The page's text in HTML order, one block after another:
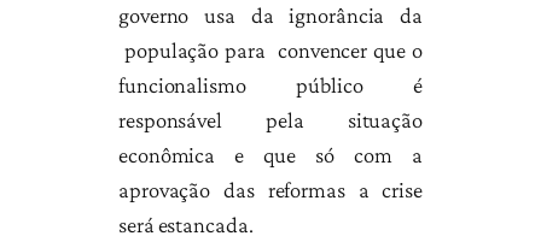
governo usa da ignorância da
população para convencer que o
funcionalismo público é
responsável pela situação
econômica e que só com a
aprovação das reformas a crise
será estancada.